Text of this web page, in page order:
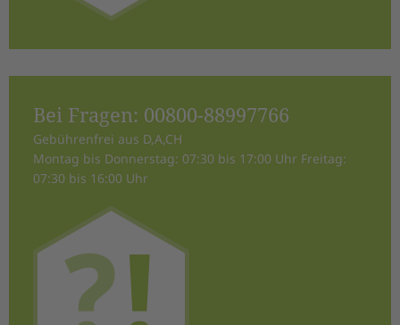
Bei Fragen: 00800-88997766
Gebührenfrei aus D,A,CH
Montag bis Donnerstag: 07:30 bis 17:00 Uhr Freitag:
07:30 bis 16:00 Uhr